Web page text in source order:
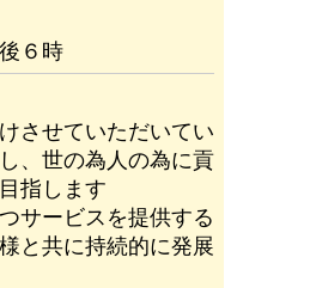
６時
させていただいてい
、世の為人の為に貢
指します
サービスを提供する
と共に持続的に発展